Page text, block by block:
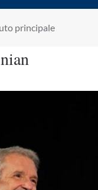
principale
fondato da Romano